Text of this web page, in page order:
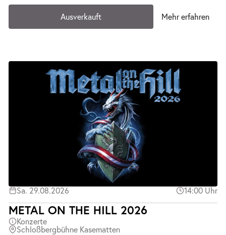
Ausverkauft Mehr erfahren
Sa. 29.08.2026 14:00 Uhr
METAL ON THE HILL 2026
Konzerte
Schloßbergbühne Kasematten